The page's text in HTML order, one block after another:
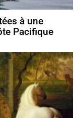
à une
Pacifique